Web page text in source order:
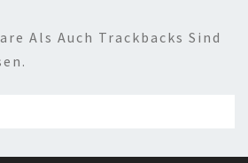
Als Auch Trackbacks Sind